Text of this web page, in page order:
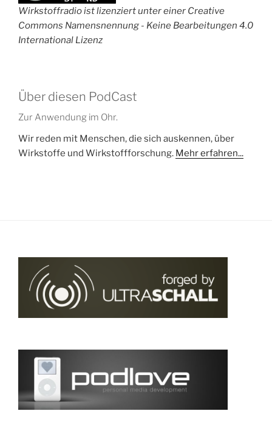
Wirkstoffradio ist lizenziert unter einer Creative
Commons Namensnennung - Keine Bearbeitungen 4.0
International Lizenz
Über diesen PodCast
Zur Anwendung im Ohr.
Wir reden mit Menschen, die sich auskennen, über
Wirkstoffe und Wirkstoffforschung. Mehr erfahren...